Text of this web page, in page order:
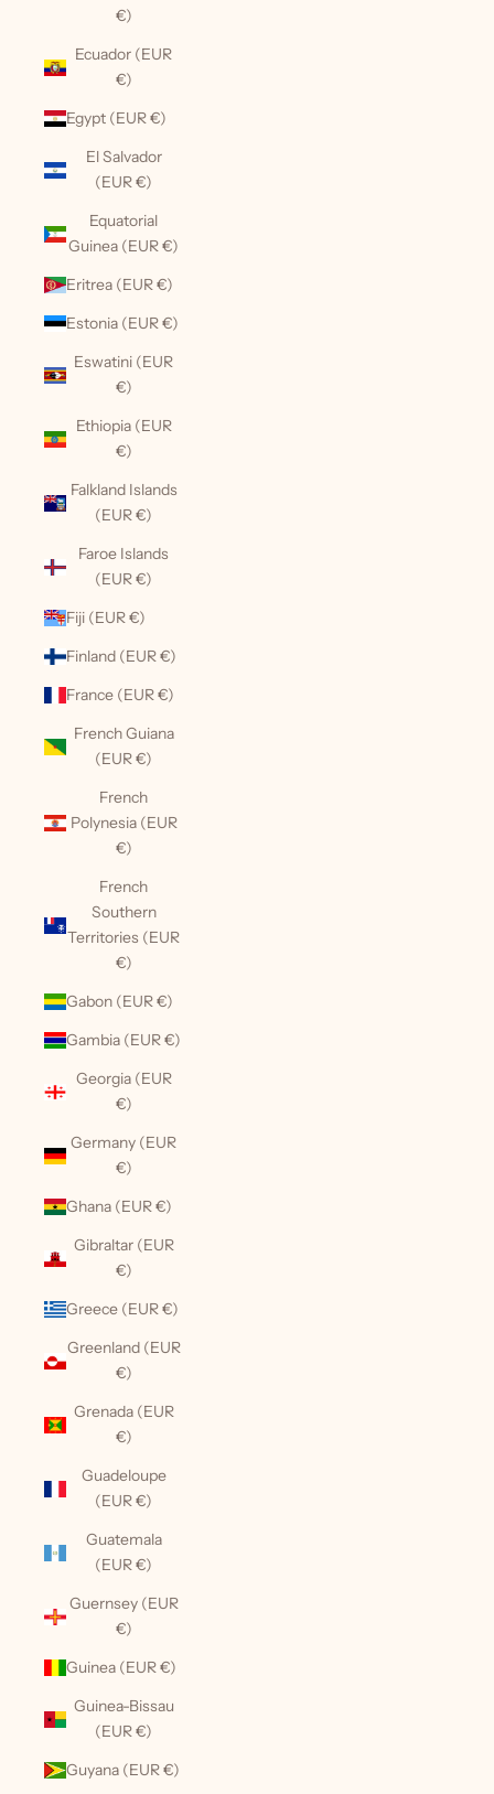
€)
Ecuador (EUR
€)
Egypt (EUR €)
El Salvador
(EUR €)
Equatorial
Guinea (EUR €)
Eritrea (EUR €)
Estonia (EUR €)
Eswatini (EUR
€)
Ethiopia (EUR
€)
Falkland Islands
(EUR €)
Faroe Islands
(EUR €)
Fiji (EUR €)
Finland (EUR €)
France (EUR €)
French Guiana
(EUR €)
French
Polynesia (EUR
€)
French
Southern
Territories (EUR
€)
Gabon (EUR €)
Gambia (EUR €)
Georgia (EUR
€)
Germany (EUR
€)
Ghana (EUR €)
Gibraltar (EUR
€)
Greece (EUR €)
Greenland (EUR
€)
Grenada (EUR
€)
Guadeloupe
(EUR €)
Guatemala
(EUR €)
Guernsey (EUR
€)
Guinea (EUR €)
Guinea-Bissau
(EUR €)
Guyana (EUR €)